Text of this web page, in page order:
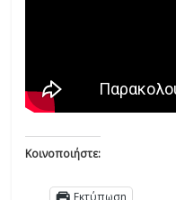
Κοινοποιήστε:
Εκτύπωση